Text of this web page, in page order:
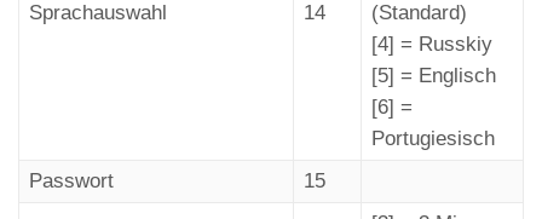
Sprachauswahl 14
(Standard)
[4] = Russkiy
[5] = Englisch
[6] =
Portugiesisch
Passwort
15